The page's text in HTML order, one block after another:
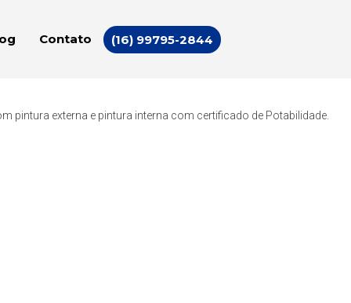
Contato (16) 99795-2844
externa e pintura interna com certificado de Potabilidade.